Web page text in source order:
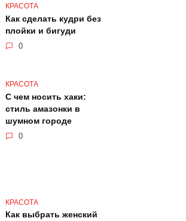
КРАСОТА
Как сделать кудри без
плойки и бигуди
0
КРАСОТА
С чем носить хаки:
стиль амазонки в
шумном городе
0
КРАСОТА
Как выбрать женский